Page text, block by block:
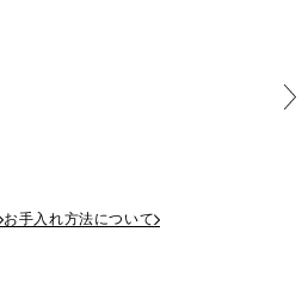
お手入れ方法について